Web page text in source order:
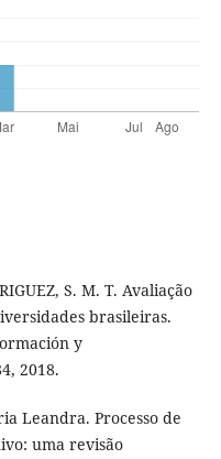
S. M. T. Avaliação
brasileiras.
y
2018.
Leandra. Processo de
uma revisão